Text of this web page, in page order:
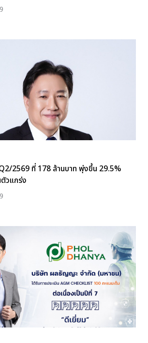
2569 ที่ 178 ล้านบาท พุ่งขึ้น 29.5%
แกร่ง